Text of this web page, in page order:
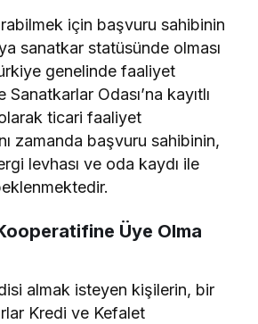
için başvuru sahibinin
sanatkar statüsünde olması
genelinde faaliyet
Odası’na kayıtlı
ticari faaliyet
zamanda başvuru sahibinin,
levhası ve oda kaydı ile
Üye Olma
almak isteyen kişilerin, bir
Kredi ve Kefalet